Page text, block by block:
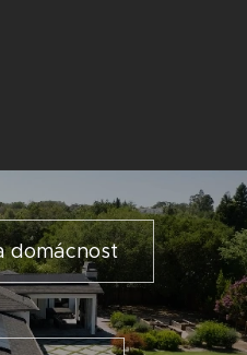
domácnost